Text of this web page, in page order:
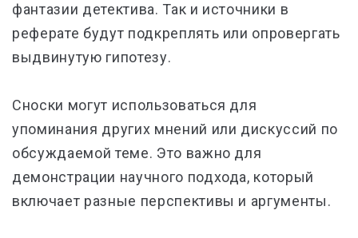
фантазии детектива. Так и источники в
реферате будут подкреплять или опровергать
выдвинутую гипотезу.
Сноски могут использоваться для
упоминания других мнений или дискуссий по
обсуждаемой теме. Это важно для
демонстрации научного подхода, который
включает разные перспективы и аргументы.